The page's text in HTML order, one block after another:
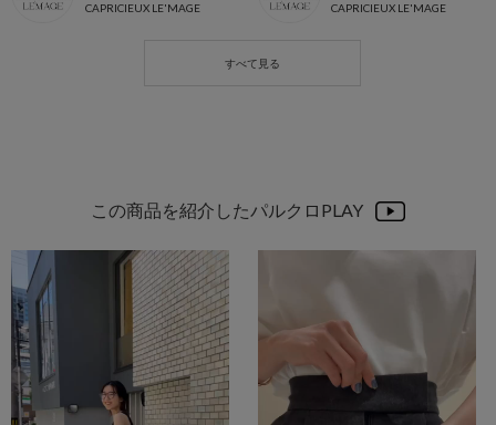
CAPRICIEUX LE'MAGE
CAPRICIEUX LE'MAGE
この商品を紹介したパルクロPLAY